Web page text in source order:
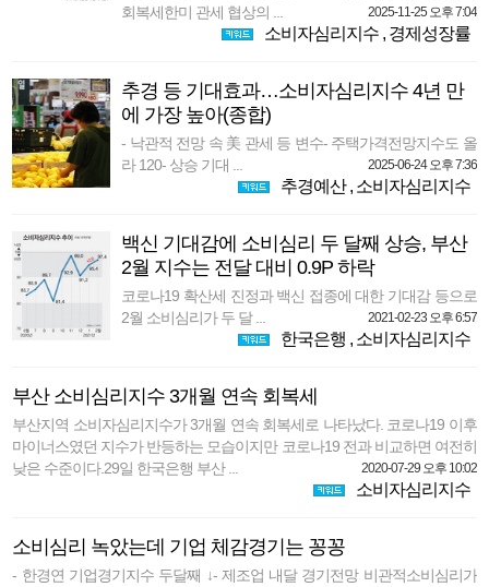
회복세한미 관세 협상의 ...
2025-11-25 오후 7:04
소비자심리지수, 경제성장률
추경 등 기대효과…소비자심리지수 4년 만
에 가장 높아(종합)
- 낙관적 전망 속 美 관세 등 변수- 주택가격전망지수도 올
라 120- 상승 기대 ...
2025-06-24 오후 7:36
추경예산, 소비자심리지수
백신 기대감에 소비심리 두 달째 상승, 부산
2월 지수는 전달 대비 0.9P 하락
코로나19 확산세 진정과 백신 접종에 대한 기대감 등으로
2월 소비심리가 두 달 ...
2021-02-23 오후 6:57
한국은행 , 소비자심리지수
부산 소비심리지수 3개월 연속 회복세
부산지역 소비자심리지수가 3개월 연속 회복세로 나타났다. 코로나19 이후
마이너스였던 지수가 반등하는 모습이지만 코로나19 전과 비교하면 여전히
낮은 수준이다.29일 한국은행 부산 ...
2020-07-29 오후 10:02
소비자심리지수
소비심리 녹았는데 기업 체감경기는 꽁꽁
- 한경연 기업경기지수 두달째 ↓- 제조업 내달 경기전망 비관적소비심리가